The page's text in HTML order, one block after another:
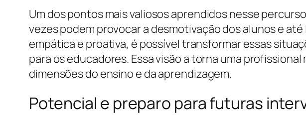
Um dos pontos mais valiosos aprendidos nesse
vezes podem provocar a desmotivação dos alunos e
empática e proativa, é possível transformar essas
para os educadores. Essa visão a torna uma
dimensões do ensino e da aprendizagem.
Potencial e preparo para futuras